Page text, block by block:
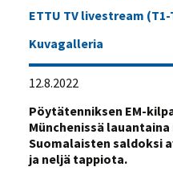
ETTU TV livestream (T1-
Kuvagalleria
12.8.2022
Pöytätenniksen EM-
Münchenissä
Suomalaisten saldoksi
ja neljä tappiota.